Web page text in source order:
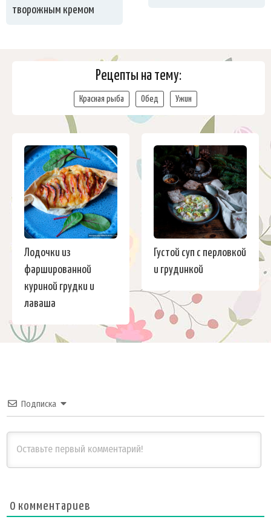
творожным кремом
Рецепты на тему:
Красная рыба Обед Ужин
Лодочки из
фаршированной
куриной грудки и
лаваша
Густой суп с перловкой
и грудинкой
Подписка
0 комментариев